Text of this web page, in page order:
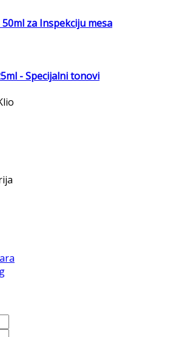
za Inspekciju mesa
- Specijalni tonovi